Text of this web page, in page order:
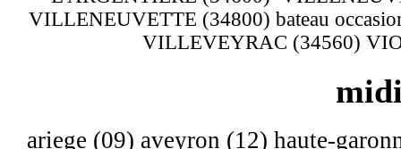
VILLENEUVETTE (34800) bateau
VILLEVEYRAC (34560)
ariege (09) aveyron (12) haute-